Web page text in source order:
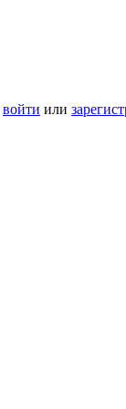
войти или